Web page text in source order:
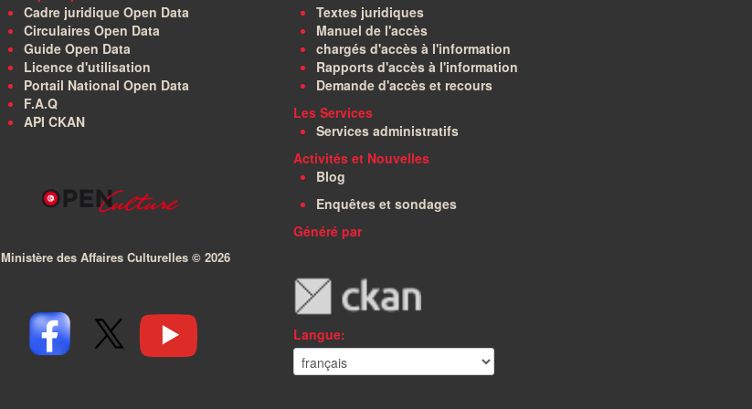
Cadre juridique Open Data
Circulaires Open Data
Guide Open Data
Licence d'utilisation
Portail National Open Data
F.A.Q
API CKAN
Ministère des Affaires Culturelles © 2026
Textes juridiques
Manuel de l'accès
chargés d'accès à l'information
Rapports d'accès à l'information
Demande d'accès et recours
Les Services
Services administratifs
Activités et Nouvelles
Blog
Enquêtes et sondages
Généré par
Langue